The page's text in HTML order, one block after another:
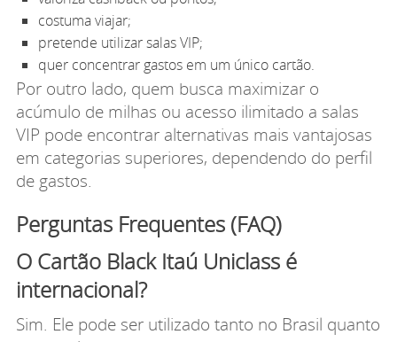
costuma viajar;
pretende utilizar salas VIP;
quer concentrar gastos em um único cartão.
Por outro lado, quem busca maximizar o
acúmulo de milhas ou acesso ilimitado a salas
VIP pode encontrar alternativas mais vantajosas
em categorias superiores, dependendo do perfil
de gastos.
Perguntas Frequentes (FAQ)
O Cartão Black Itaú Uniclass é
internacional?
Sim. Ele pode ser utilizado tanto no Brasil quanto